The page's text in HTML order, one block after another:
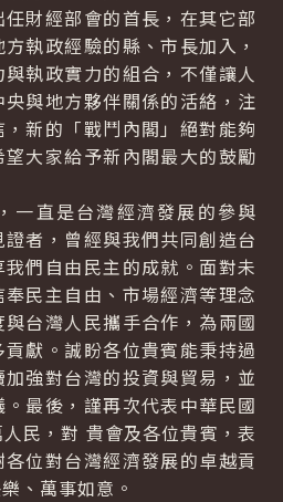
財經部會的首長，在其它部
執政經驗的縣、市長加入，
執政實力的組合，不僅讓人
與地方夥伴關係的活絡，注
新的「戰鬥內閣」絕對能夠
大家給予新內閣最大的鼓勵
直是台灣經濟發展的參與
者，曾經與我們共同創造台
們自由民主的成就。面對未
民主自由、市場經濟等理念
台灣人民攜手合作，為兩國
獻。誠盼各位貴賓能秉持過
強對台灣的投資與貿易，並
最後，謹再次代表中華民國
民，對 貴會及各位貴賓，表
位對台灣經濟發展的卓越貢
、萬事如意。